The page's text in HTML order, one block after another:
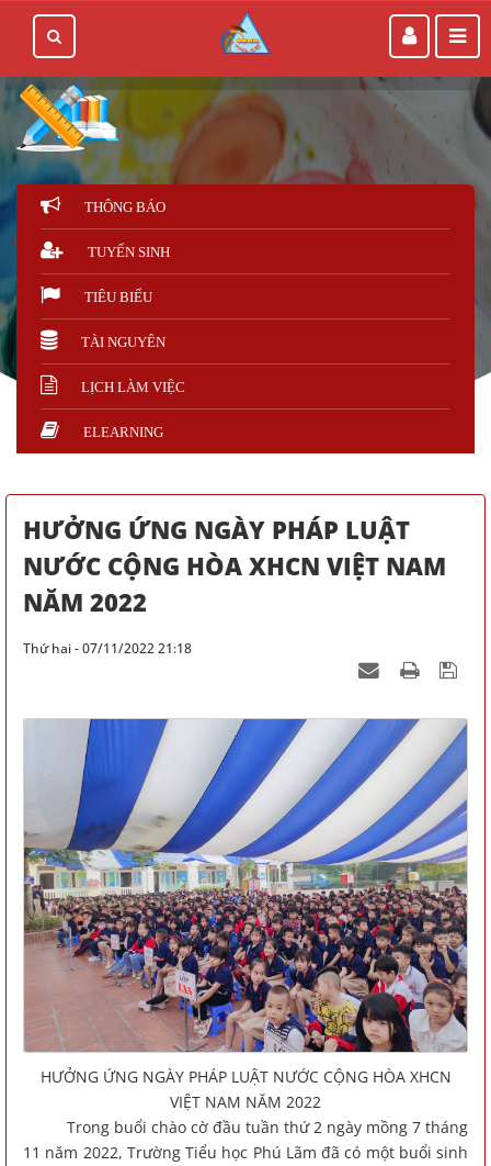
THÔNG BÁO
TUYỂN SINH
TIÊU BIỂU
TÀI NGUYÊN
LỊCH LÀM VIỆC
ELEARNING
HƯỞNG ỨNG NGÀY PHÁP LUẬT
NƯỚC CỘNG HÒA XHCN VIỆT NAM
NĂM 2022
Thứ hai - 07/11/2022 21:18
HƯỞNG ỨNG NGÀY PHÁP LUẬT NƯỚC CỘNG HÒA XHCN
VIỆT NAM NĂM 2022
Trong buổi chào cờ đầu tuần thứ 2 ngày mồng 7 tháng
11 năm 2022, Trường Tiểu học Phú Lãm đã có một buổi sinh